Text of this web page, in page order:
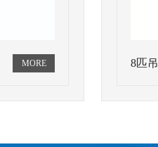
8匹